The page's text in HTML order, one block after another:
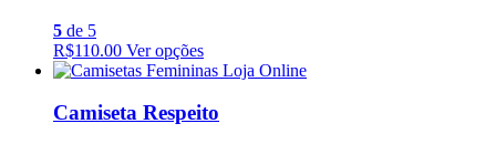
5 de 5
R$110.00 Ver opções
Camiseta Respeito